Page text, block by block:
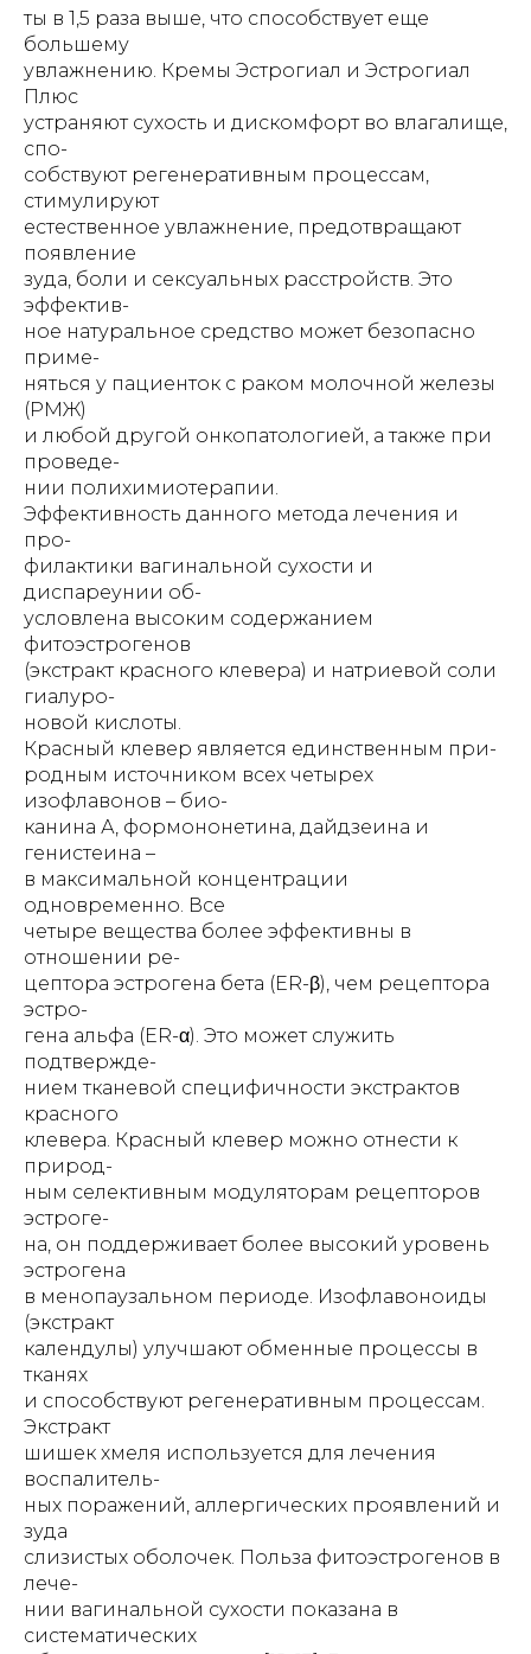
ты в 1,5 раза выше, что способствует еще
большему
увлажнению. Кремы Эстрогиал и Эстрогиал
Плюс
устраняют сухость и дискомфорт во влагалище,
спо-
собствуют регенеративным процессам,
стимулируют
естественное увлажнение, предотвращают
появление
зуда, боли и сексуальных расстройств. Это
эффектив-
ное натуральное средство может безопасно
приме-
няться у пациенток с раком молочной железы
(РМЖ)
и любой другой онкопатологией, а также при
проведе-
нии полихимиотерапии.
Эффективность данного метода лечения и
про-
филактики вагинальной сухости и
диспареунии об-
условлена высоким содержанием
фитоэстрогенов
(экстракт красного клевера) и натриевой соли
гиалуро-
новой кислоты.
Красный клевер является единственным при-
родным источником всех четырех
изофлавонов – био-
канина А, формононетина, дайдзеина и
генистеина –
в максимальной концентрации
одновременно. Все
четыре вещества более эффективны в
отношении ре-
цептора эстрогена бета (ER-β), чем рецептора
эстро-
гена альфа (ER-α). Это может служить
подтвержде-
нием тканевой специфичности экстрактов
красного
клевера. Красный клевер можно отнести к
природ-
ным селективным модуляторам рецепторов
эстроге-
на, он поддерживает более высокий уровень
эстрогена
в менопаузальном периоде. Изофлавоноиды
(экстракт
календулы) улучшают обменные процессы в
тканях
и способствуют регенеративным процессам.
Экстракт
шишек хмеля используется для лечения
воспалитель-
ных поражений, аллергических проявлений и
зуда
слизистых оболочек. Польза фитоэстрогенов в
лече-
нии вагинальной сухости показана в
систематических